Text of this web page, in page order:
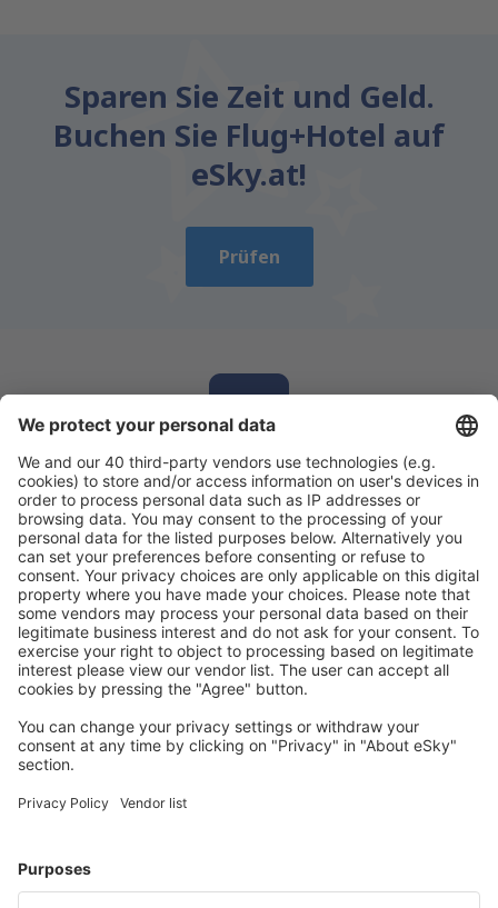
Sparen Sie Zeit und Geld.
Buchen Sie Flug+Hotel auf
eSky.at!
Prüfen
Laden Sie unsere App herunterund planen
Sie Ihre Reisen
Reise planen
Flüge
Kurzurlaub
Urlaub
Hotels